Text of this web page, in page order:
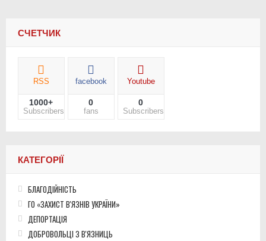
СЧЕТЧИК
RSS
1000+
Subscribers
facebook
0
fans
Youtube
0
Subscribers
КАТЕГОРІЇ
БЛАГОДІЙНІСТЬ
ГО «ЗАХИСТ В'ЯЗНІВ УКРАЇНИ»
ДЕПОРТАЦІЯ
ДОБРОВОЛЬЦІ З В'ЯЗНИЦЬ